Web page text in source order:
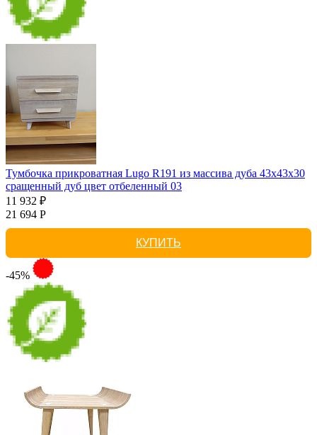
Тумбочка прикроватная Lugo R191 из массива дуба 43х43х30
сращенный дуб цвет отбеленный 03
11 932 ₽
21 694 Р
КУПИТЬ
-45%